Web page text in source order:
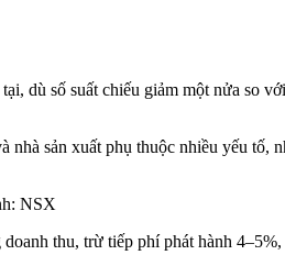
dù số suất chiếu giảm một nửa so
sản xuất phụ thuộc nhiều yếu
NSX
thu, trừ tiếp phí phát hành